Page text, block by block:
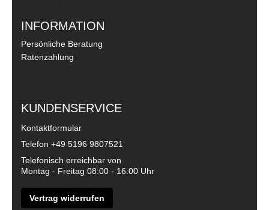
INFORMATION
Persönliche Beratung
Ratenzahlung
KUNDENSERVICE
Kontaktformular
Telefon +49 5196 9807521
Telefonisch erreichbar von
Montag - Freitag 08:00 - 16:00 Uhr
Vertrag widerrufen